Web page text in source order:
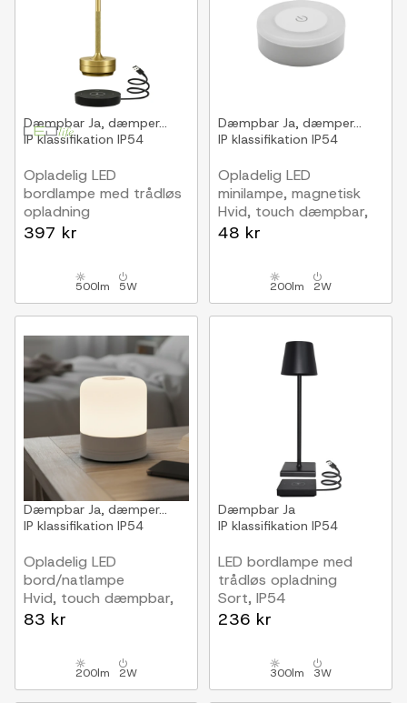
Dæmpbar Ja, dæmper...
IP klassifikation IP54
Opladelig LED
bordlampe med trådløs
opladning
Guld, touch dæmpbar,
397 kr
500lm 5W
Dæmpbar Ja, dæmper...
IP klassifikation IP54
Opladelig LED
minilampe, magnetisk
Hvid, touch dæmpbar,
IP54
48 kr
200lm 2W
Dæmpbar Ja, dæmper...
IP klassifikation IP54
Opladelig LED
bord/natlampe
Hvid, touch dæmpbar,
3i1, IP54
83 kr
200lm 2W
Dæmpbar Ja
IP klassifikation IP54
LED bordlampe med
trådløs opladning
Sort, IP54
Inde/udendørs, touch
236 kr
300lm 3W